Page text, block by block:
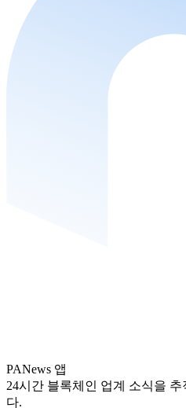
PANews 앱
24시간 블록체인 업계 소식을
다.